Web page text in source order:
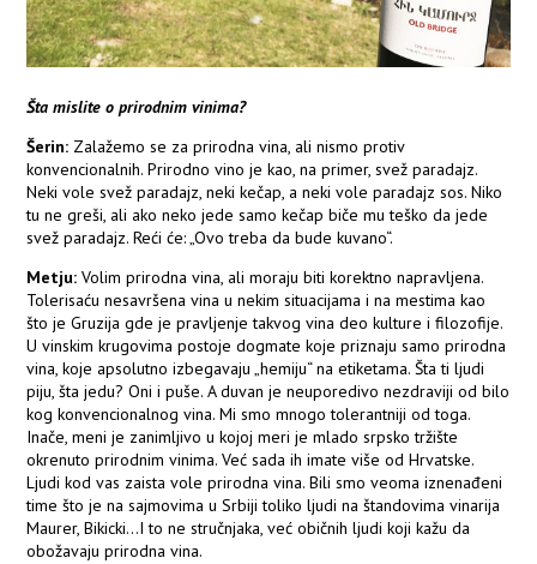
Šta mislite o prirodnim vinima?
Šerin: Zalažemo se za prirodna vina, ali nismo protiv
konvencionalnih. Prirodno vino je kao, na primer, svež paradajz.
Neki vole svež paradajz, neki kečap, a neki vole paradajz sos. Niko
tu ne greši, ali ako neko jede samo kečap biče mu teško da jede
svež paradajz. Reći će: „Ovo treba da bude kuvano“.
Metju: Volim prirodna vina, ali moraju biti korektno napravljena.
Tolerisaću nesavršena vina u nekim situacijama i na mestima kao
što je Gruzija gde je pravljenje takvog vina deo kulture i filozofije.
U vinskim krugovima postoje dogmate koje priznaju samo prirodna
vina, koje apsolutno izbegavaju „hemiju“ na etiketama. Šta ti ljudi
piju, šta jedu? Oni i puše. A duvan je neuporedivo nezdraviji od bilo
kog konvencionalnog vina. Mi smo mnogo tolerantniji od toga.
Inače, meni je zanimljivo u kojoj meri je mlado srpsko tržište
okrenuto prirodnim vinima. Već sada ih imate više od Hrvatske.
Ljudi kod vas zaista vole prirodna vina. Bili smo veoma iznenađeni
time što je na sajmovima u Srbiji toliko ljudi na štandovima vinarija
Maurer, Bikicki...I to ne stručnjaka, već običnih ljudi koji kažu da
obožavaju prirodna vina.